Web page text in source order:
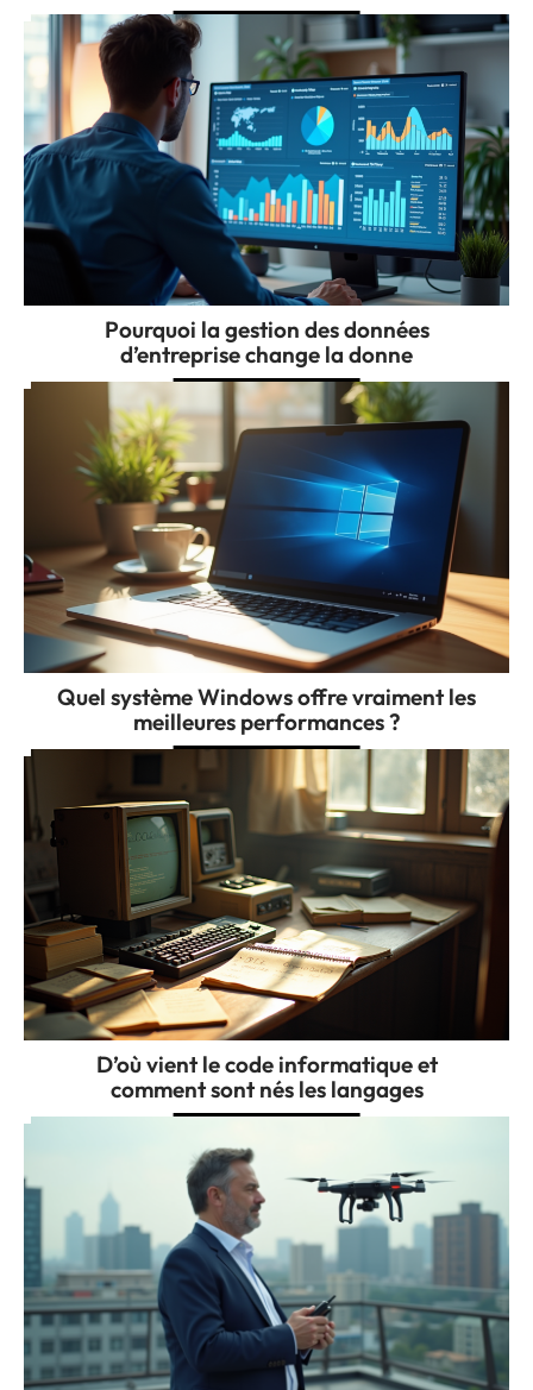
Pourquoi la gestion des données
d’entreprise change la donne
Quel système Windows offre vraiment les
meilleures performances ?
D’où vient le code informatique et
comment sont nés les langages